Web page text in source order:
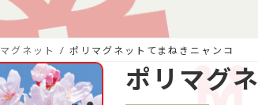
沖縄商品
OEM商品例
マグネット ポリマグネットてまねきニャンコ
ポリマグ